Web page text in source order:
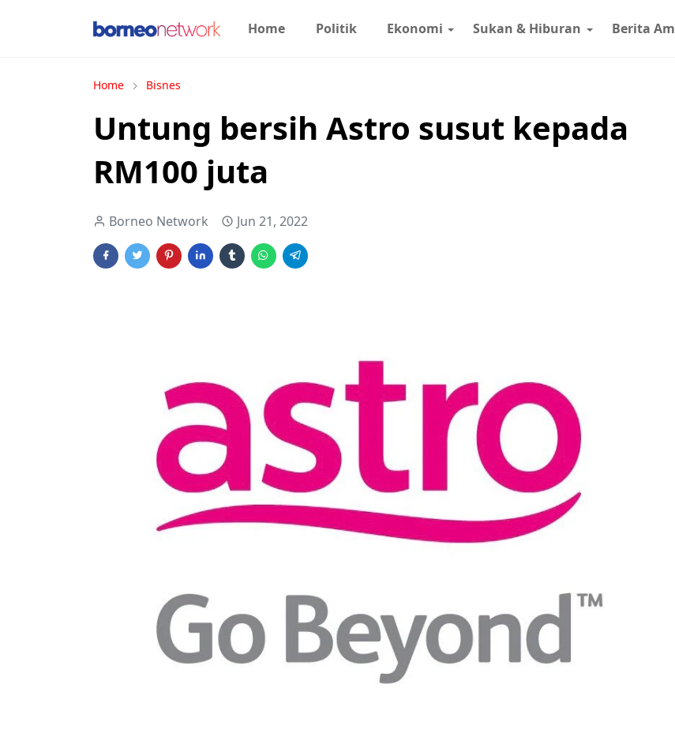
Home Politik Ekonomi Sukan & Hiburan Berita Am
Home Bisnes
Untung bersih Astro susut kepada
RM100 juta
Borneo Network Jun 21, 2022